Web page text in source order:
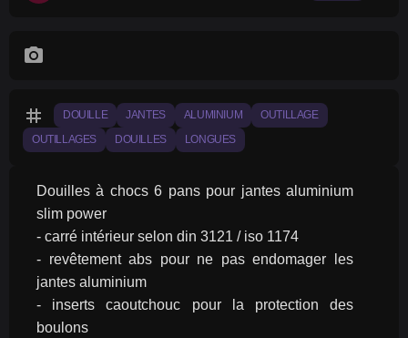
photo_camera
tag DOUILLE JANTES ALUMINIUM OUTILLAGE
OUTILLAGES DOUILLES LONGUES
Douilles à chocs 6 pans pour jantes aluminium
slim power
- carré intérieur selon din 3121 / iso 1174
- revêtement abs pour ne pas endomager les
jantes aluminium
- inserts caoutchouc pour la protection des
boulons